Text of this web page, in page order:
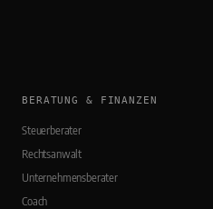
BERATUNG & FINANZEN
Steuerberater
Rechtsanwalt
Unternehmensberater
Coach